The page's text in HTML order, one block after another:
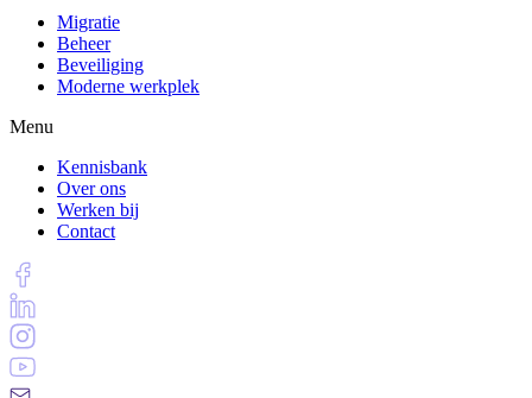
Migratie
Beheer
Beveiliging
Moderne werkplek
Menu
Kennisbank
Over ons
Werken bij
Contact